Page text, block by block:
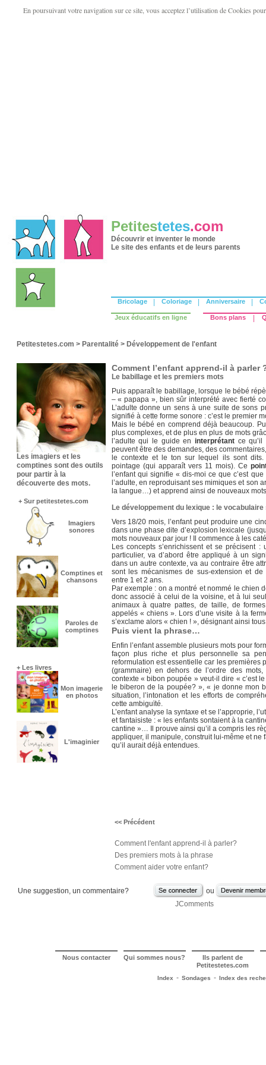
En poursuivant votre navigation sur ce site, vous acceptez l’utilisation de Cookies
Petitestetes.com
Découvrir et inventer le monde
Le site des enfants et de leurs parents
Bricolage Coloriage Anniversaire
Jeux éducatifs en ligne Bons plans
Petitestetes.com > Parentalité > Développement de l'enfant
Les imagiers et les
comptines sont des outils
pour partir à la
découverte des mots.
+ Sur petitestetes.com
Imagiers
sonores
Comptines et
chansons
Paroles de
comptines
+ Les livres
Mon imagerie
en photos
L'imaginier
Comment l’enfant apprend-il à parler
Le babillage et les premiers mots
Puis apparaît le babillage, lorsque le bébé
– « papapa », bien sûr interprété avec fierté
L’adulte donne un sens à une suite de sons
signifié à cette forme sonore : c’est le premier
Mais le bébé en comprend déjà beaucoup.
plus complexes, et de plus en plus de mots
l’adulte qui le guide en interprétantce
peuvent être des demandes, des
le contexte et le ton sur lequel ils sont dits.
pointage (qui apparaît vers 11 mois). Ce
l’enfant qui signifie « dis-moi ce que c’est
l’adulte, en reproduisant ses mimiques et son
la langue…) et apprend ainsi de nouveaux
Le développement du lexique : le vocabulaire
Vers 18/20 mois, l’enfant peut produire une
dans une phase dite d’explosion lexicale
mots nouveaux par jour ! Il commence à les
Les concepts s’enrichissent et se précisent
particulier, va d’abord être appliqué à un
dans un autre contexte, va au contraire être
sont les mécanismes de sus-extension et
entre 1 et 2 ans.
Par exemple : on a montré et nommé le chien
donc associé à celui de la voisine, et à lui
animaux à quatre pattes, de taille, de
appelés « chiens ». Lors d’une visite à la
s’exclame alors « chien ! », désignant ainsi
Puis vient la phrase…
Enfin l’enfant assemble plusieurs mots pour
façon plus riche et plus personnelle sa
reformulation est essentielle car les premières
(grammaire) en dehors de l’ordre des
contexte « bibon poupée » veut-il dire « c’est
le biberon de la poupée? », « je donne mon
situation, l’intonation et les efforts de
cette ambiguïté.
L’enfant analyse la syntaxe et se l’approprie,
et fantaisiste : « les enfants sontaient à la
cantine »… Il prouve ainsi qu’il a compris les
appliquer, il manipule, construit lui-même et ne
qu’il aurait déjà entendues.
<< Précédent
Comment l'enfant apprend-il à parler?
Des premiers mots à la phrase
Comment aider votre enfant?
Une suggestion, un commentaire?
ou
JComments
Nous contacter Qui sommes nous? Ils parlent de
Petitestetes.com
Index - Sondages - Index des